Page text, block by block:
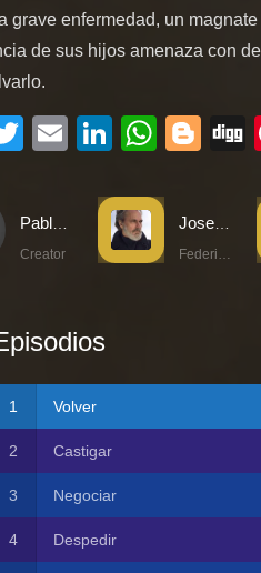
grave enfermedad, un
de sus hijos amenaza con
Twitter
EmailLinkedIn
Creator
Volver
Castigar
Negociar
Despedir